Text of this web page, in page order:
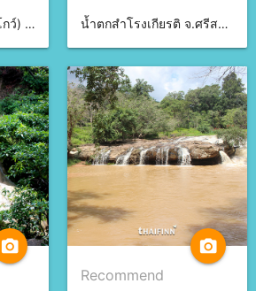
น้ำตกห้วยตึ๊กชู (โอปังโกว์) จ.ศรีสะเกษ น้ำตกสําโรงเกียรติ จ.ศรีสะเกษ
camera_alt camera_alt
Recommend